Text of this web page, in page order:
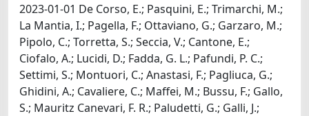
2023-01-01 De Corso, E.; Pasquini, E.; Trimarchi, M.;
La Mantia, I.; Pagella, F.; Ottaviano, G.; Garzaro, M.;
Pipolo, C.; Torretta, S.; Seccia, V.; Cantone, E.;
Ciofalo, A.; Lucidi, D.; Fadda, G. L.; Pafundi, P. C.;
Settimi, S.; Montuori, C.; Anastasi, F.; Pagliuca, G.;
Ghidini, A.; Cavaliere, C.; Maffei, M.; Bussu, F.; Gallo,
S.; Mauritz Canevari, F. R.; Paludetti, G.; Galli, J.;